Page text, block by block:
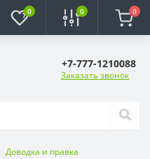
0 0 0
+7-777-1210088
Заказать звонок
Доводка и правка